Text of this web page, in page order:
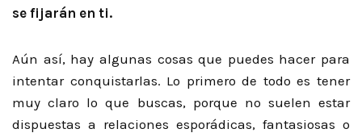
se fijarán en ti.
Aún así, hay algunas cosas que puedes hacer para
intentar conquistarlas. Lo primero de todo es tener
muy claro lo que buscas, porque no suelen estar
dispuestas a relaciones esporádicas, fantasiosas o